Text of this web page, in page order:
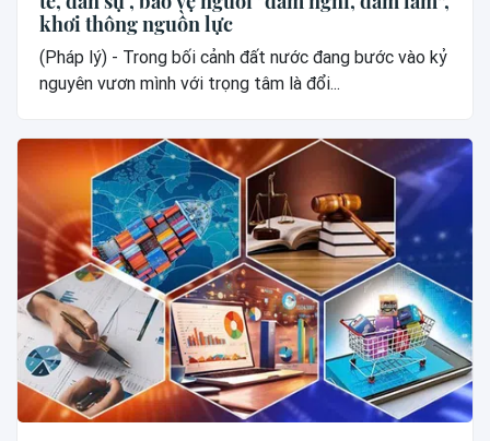
khơi thông nguồn lực
(Pháp lý) - Trong bối cảnh đất nước đang bước vào kỷ
nguyên vươn mình với trọng tâm là đổi...